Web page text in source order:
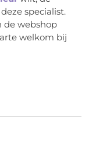
specialist.
de webshop
welkom bij